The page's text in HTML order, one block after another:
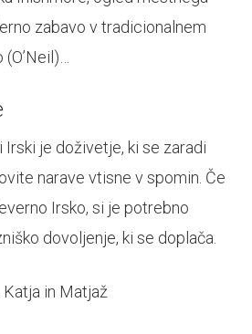
zabavo v tradicionalnem
je doživetje, ki se zaradi
narave vtisne v spomin. Če
Irsko, si je potrebno
dovoljenje, ki se doplača.
in Matjaž